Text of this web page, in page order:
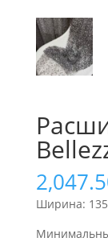
Ширина: